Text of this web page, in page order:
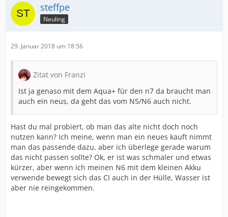
steffpe
Neuling
29. Januar 2018 um 18:56
Zitat von Franzi
Ist ja genaso mit dem Aqua+ für den n7 da braucht man
auch ein neus, da geht das vom N5/N6 auch nicht.
Hast du mal probiert, ob man das alte nicht doch noch
nutzen kann? Ich meine, wenn man ein neues kauft nimmt
man das passende dazu, aber ich überlege gerade warum
das nicht passen sollte? Ok, er ist was schmaler und etwas
kürzer, aber wenn ich meinen N6 mit dem kleinen Akku
verwende bewegt sich das CI auch in der Hülle, Wasser ist
aber nie reingekommen.